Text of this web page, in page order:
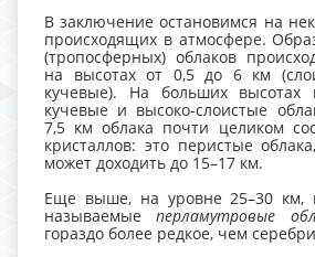
В заключение остановимся на
происходящих в атмосфере.
(тропосферных) облаков
на высотах от 0,5 до 6 км
кучевые). На больших высотах
кучевые и высоко-слоистые
7,5 км облака почти целиком
кристаллов: это перистые
может доходить до 15–17 км.
Еще выше, на уровне 25–30 км,
называемые перламутровые
гораздо более редкое, чем